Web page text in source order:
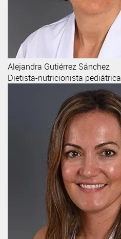
Alejandra Gutiérrez Sánchez
Dietista-nutricionista pediátrica